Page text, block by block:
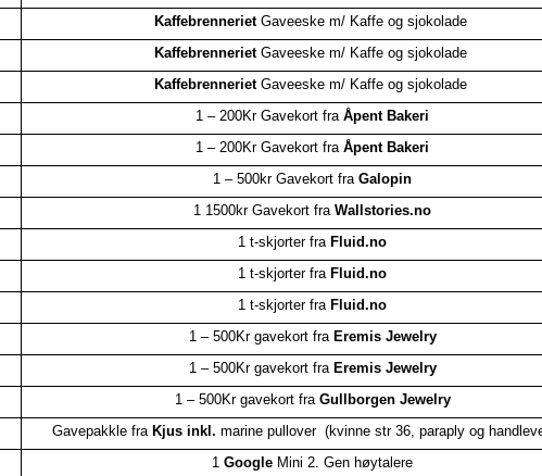
KaffebrennerietGaveeske m/ Kaffe og sjokolade
KaffebrennerietGaveeske m/ Kaffe og sjokolade
KaffebrennerietGaveeske m/ Kaffe og sjokolade
1 – 200Kr Gavekort fra Åpent Bakeri
1 – 200Kr Gavekort fra Åpent Bakeri
1 – 500kr Gavekort fraGalopin
1 1500kr Gavekort fra Wallstories.no
1 t-skjorter fra Fluid.no
1 t-skjorter fra Fluid.no
1 t-skjorter fra Fluid.no
1 – 500Kr gavekort fra Eremis Jewelry
1 – 500Kr gavekort fra Eremis Jewelry
1 – 500Kr gavekort fra Gullborgen Jewelry
Gavepakkle fra Kjus inkl. marine pullover (kvinne str 36, paraply og
1 Google Mini 2. Gen høytalere